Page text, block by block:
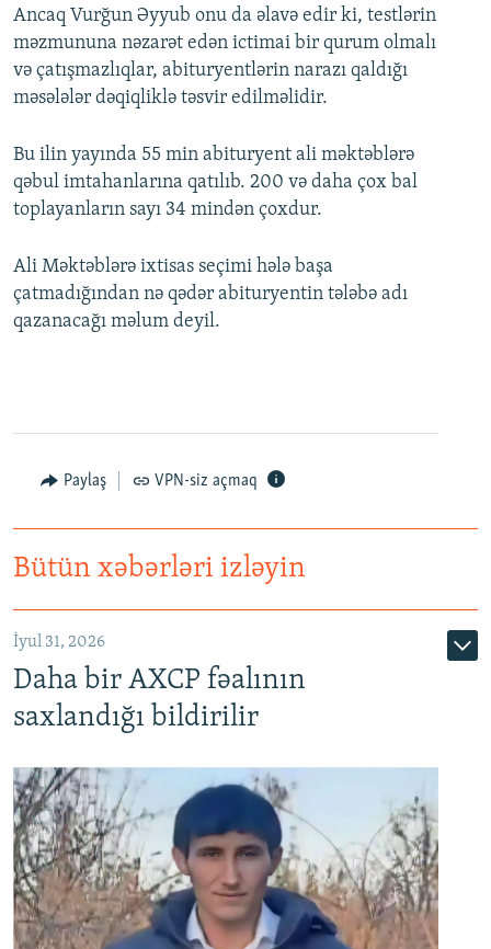
Ancaq Vurğun Əyyub onu da əlavə edir ki, testlərin
məzmununa nəzarət edən ictimai bir qurum olmalı
və çatışmazlıqlar, abituryentlərin narazı qaldığı
məsələlər dəqiqliklə təsvir edilməlidir.
Bu ilin yayında 55 min abituryent ali məktəblərə
qəbul imtahanlarına qatılıb. 200 və daha çox bal
toplayanların sayı 34 mindən çoxdur.
Ali Məktəblərə ixtisas seçimi hələ başa
çatmadığından nə qədər abituryentin tələbə adı
qazanacağı məlum deyil.
Paylaş VPN-siz açmaq
Bütün xəbərləri izləyin
İyul 31, 2026
Daha bir AXCP fəalının
saxlandığı bildirilir